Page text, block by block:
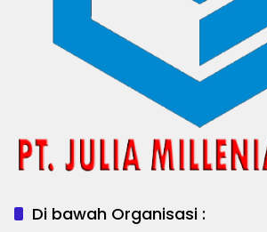
Di bawah Organisasi :